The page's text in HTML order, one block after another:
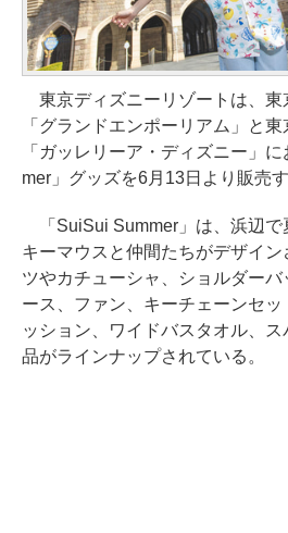
東京ディズニーリゾートは、東
「グランドエンポーリアム」と
「ガッレリーア・ディズニー」
mer」グッズを6月13日より販売す
「SuiSui Summer」は、浜辺で
キーマウスと仲間たちがデザイ
ツやカチューシャ、ショルダー
ース、ファン、キーチェーンセッ
ッション、ワイドバスタオル、
品がラインナップされている。